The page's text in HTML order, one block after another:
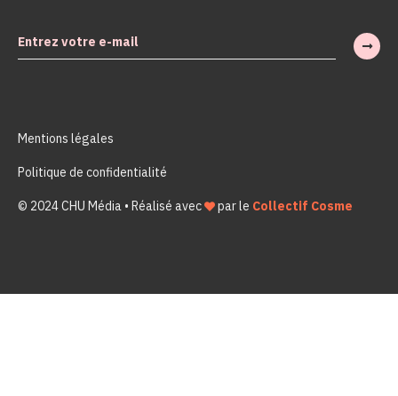
Mentions légales
Politique de confidentialité
© 2024 CHU Média • Réalisé avec par le Collectif Cosme